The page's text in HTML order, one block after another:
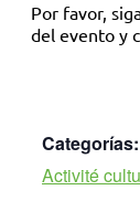
Por favor,
del evento y
Categorías:
Activité